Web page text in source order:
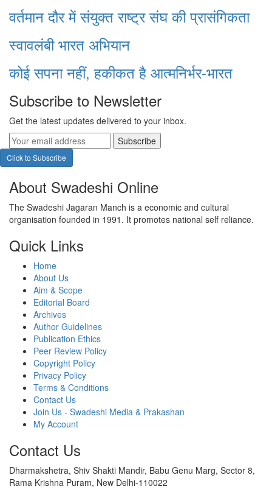
वर्तमान दौर में संयुक्त राष्ट्र संघ की प्रासंगिकता
स्वावलंबी भारत अभियान
कोई सपना नहीं, हकीकत है आत्मनिर्भर-भारत
Subscribe to Newsletter
Get the latest updates delivered to your inbox.
Subscribe
Click to Subscribe
About Swadeshi Online
The Swadeshi Jagaran Manch is a economic and cultural
organisation founded in 1991. It promotes national self reliance.
Quick Links
Home
About Us
Aim & Scope
Editorial Board
Archives
Author Guidelines
Publication Ethics
Peer Review Policy
Copyright Policy
Privacy Policy
Terms & Conditions
Contact Us
Join Us - Swadeshi Media & Prakashan
My Account
Contact Us
Dharmakshetra, Shiv Shakti Mandir, Babu Genu Marg, Sector 8,
Rama Krishna Puram, New Delhi-110022